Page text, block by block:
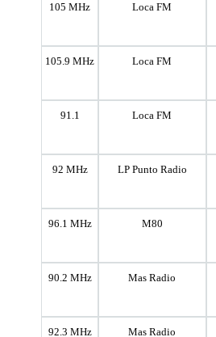
105 MHz Loca FM
105.9 MHz Loca FM
91.1 Loca FM
92 MHz LP Punto Radio
96.1 MHz M80
90.2 MHz Mas Radio
92.3 MHz Mas Radio